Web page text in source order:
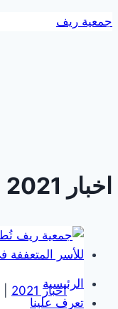
التجاوز
الرئيسية
تعرف علينا
جمعية ريف
اخبار 2021
اخبار 2021